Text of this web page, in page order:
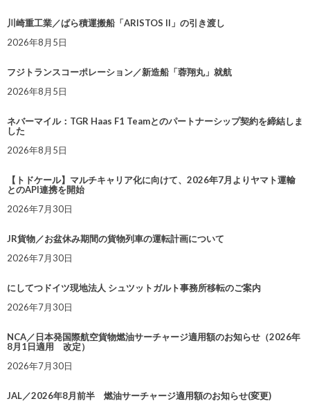
川崎重工業／ばら積運搬船「ARISTOS II」の引き渡し
2026年8月5日
フジトランスコーポレーション／新造船「蓉翔丸」就航
2026年8月5日
ネバーマイル：TGR Haas F1 Teamとのパートナーシップ契約を締結しま
した
2026年8月5日
【トドケール】マルチキャリア化に向けて、2026年7月よりヤマト運輸
とのAPI連携を開始
2026年7月30日
JR貨物／お盆休み期間の貨物列車の運転計画について
2026年7月30日
にしてつドイツ現地法人 シュツットガルト事務所移転のご案内
2026年7月30日
NCA／日本発国際航空貨物燃油サーチャージ適用額のお知らせ（2026年
8月1日適用 改定）
2026年7月30日
JAL／2026年8月前半 燃油サーチャージ適用額のお知らせ(変更)